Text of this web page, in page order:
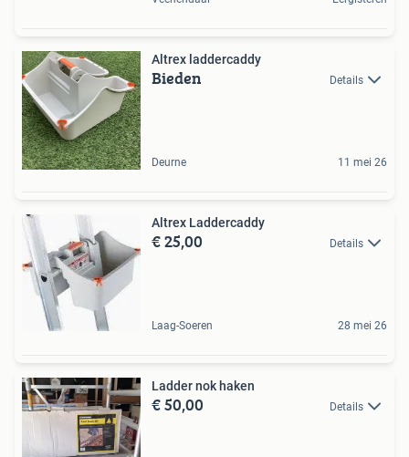
Altrex laddercaddy
Bieden Details
Deurne 11 mei 26
Altrex Laddercaddy
€ 25,00 Details
Laag-Soeren 28 mei 26
Ladder nok haken
€ 50,00 Details